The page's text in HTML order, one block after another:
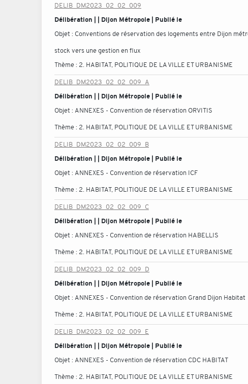
DELIB_DM2023_02_02_009
Délibération | | Dijon Métropole | Publié le
Objet : Conventions de réservation des logements entre Dijon
stock vers une gestion en flux
Thème : 2. HABITAT, POLITIQUE DE LA VILLE ET URBANISME
DELIB_DM2023_02_02_009_A
Délibération | | Dijon Métropole | Publié le
Objet : ANNEXES - Convention de réservation ORVITIS
Thème : 2. HABITAT, POLITIQUE DE LA VILLE ET URBANISME
DELIB_DM2023_02_02_009_B
Délibération | | Dijon Métropole | Publié le
Objet : ANNEXES - Convention de réservation ICF
Thème : 2. HABITAT, POLITIQUE DE LA VILLE ET URBANISME
DELIB_DM2023_02_02_009_C
Délibération | | Dijon Métropole | Publié le
Objet : ANNEXES - Convention de réservation HABELLIS
Thème : 2. HABITAT, POLITIQUE DE LA VILLE ET URBANISME
DELIB_DM2023_02_02_009_D
Délibération | | Dijon Métropole | Publié le
Objet : ANNEXES - Convention de réservation Grand Dijon Habitat
Thème : 2. HABITAT, POLITIQUE DE LA VILLE ET URBANISME
DELIB_DM2023_02_02_009_E
Délibération | | Dijon Métropole | Publié le
Objet : ANNEXES - Convention de réservation CDC HABITAT
Thème : 2. HABITAT, POLITIQUE DE LA VILLE ET URBANISME